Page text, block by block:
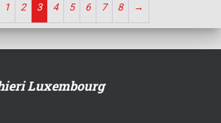
1 2 3 4 5 6 7 8 →
Luxembourg